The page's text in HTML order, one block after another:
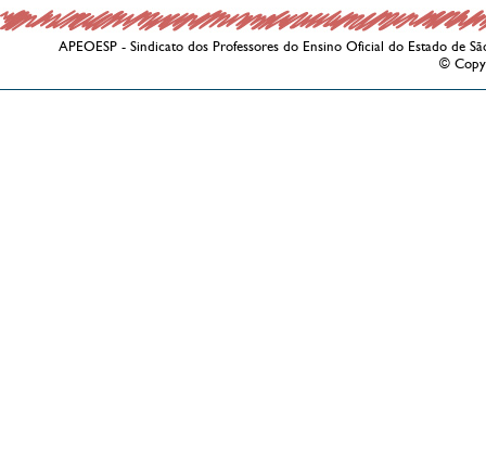
APEOESP - Sindicato dos Professores do Ensino Oficial do Estado de
©